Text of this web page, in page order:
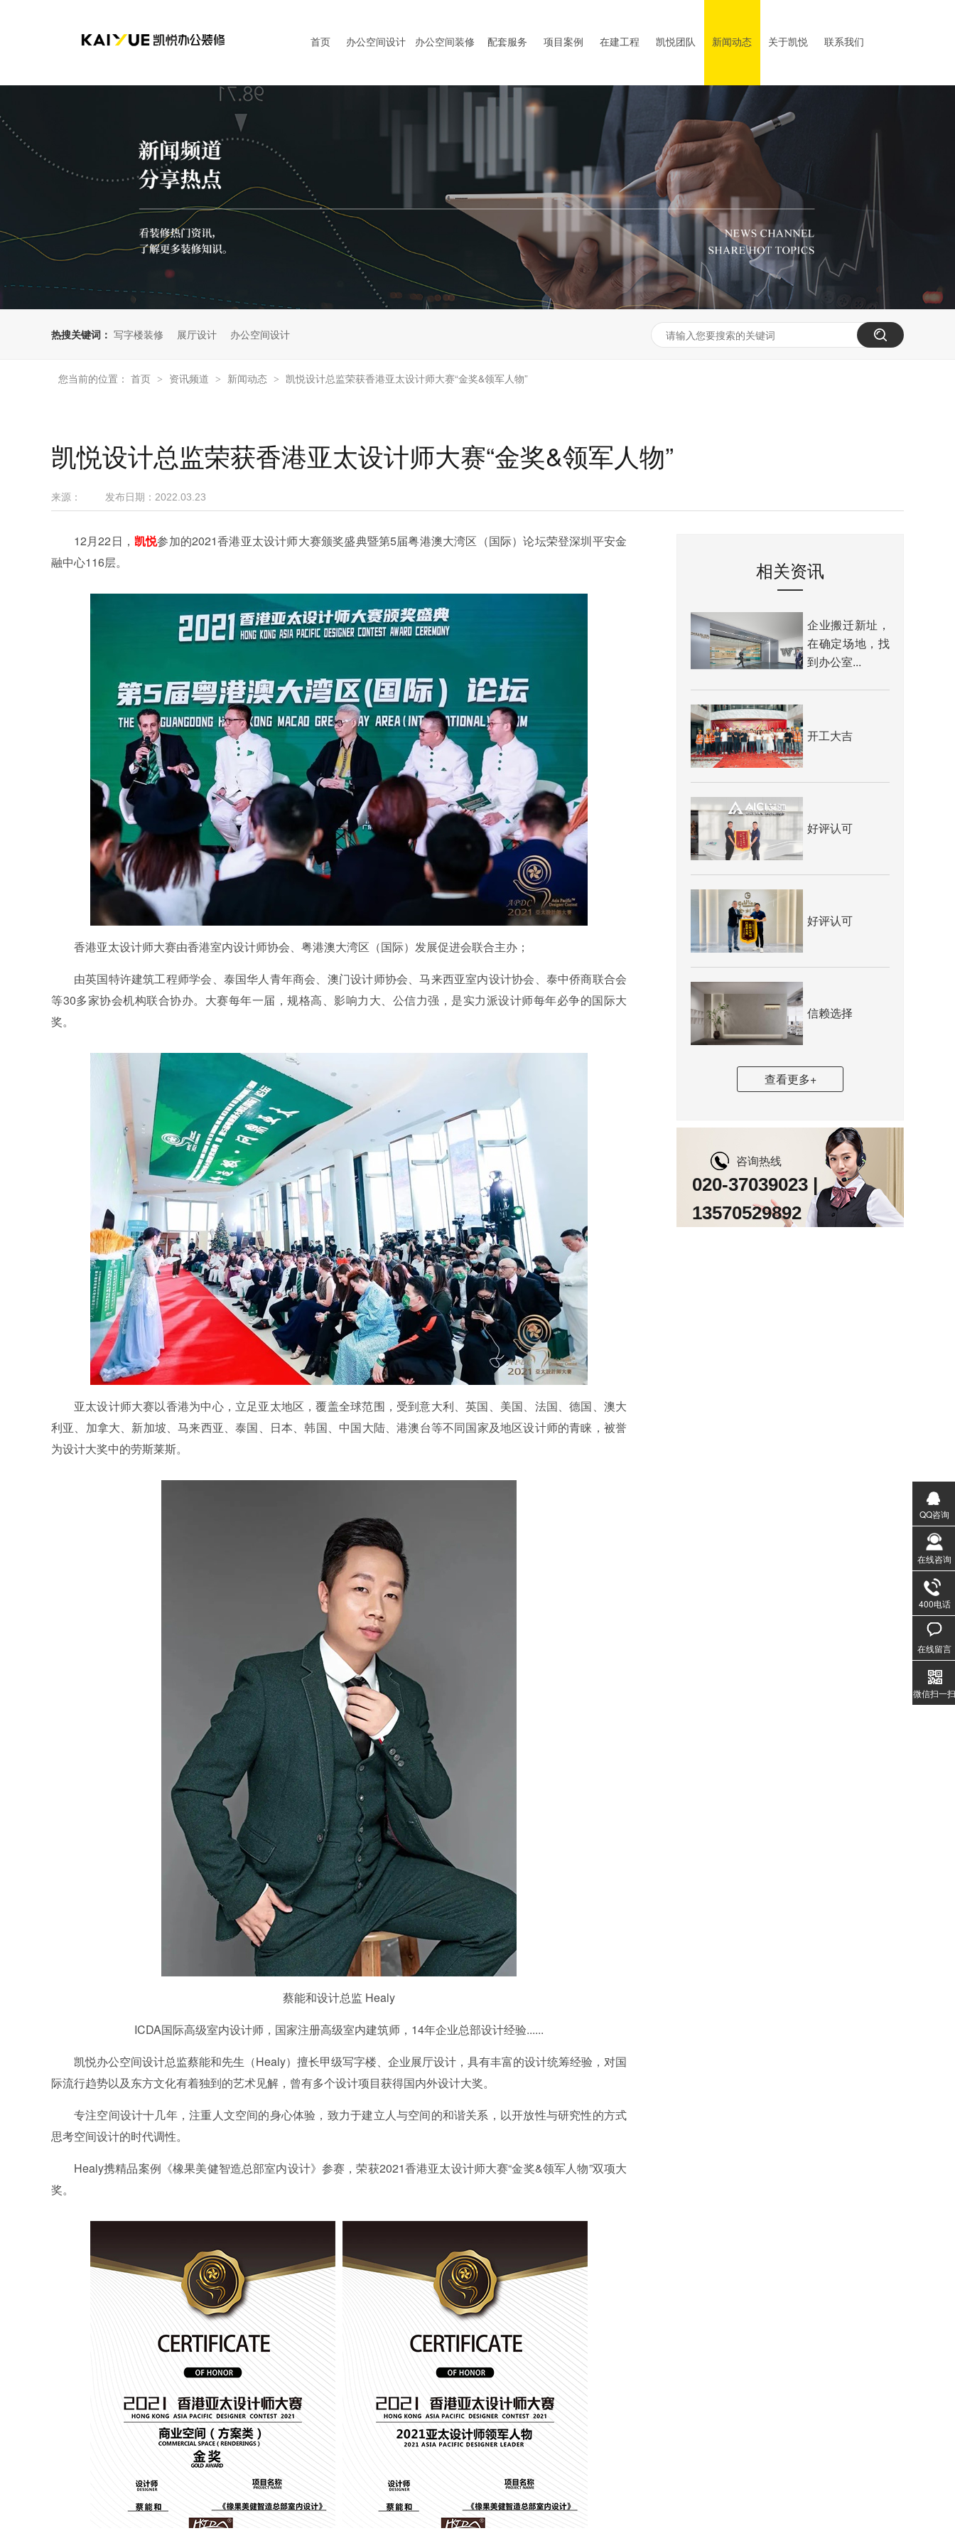
首页 办公空间设计 办公空间装修 配套服务 项目案例 在建工程 凯悦团队 新闻动态 关于凯悦 联系我们
热搜关键词： 写字楼装修 展厅设计 办公空间设计
您当前的位置： 首页 > 资讯频道 > 新闻动态 > 凯悦设计总监荣获香港亚太设计师大赛“金奖&领军人物”
凯悦设计总监荣获香港亚太设计师大赛“金奖&领军人物”
来源： 发布日期： 2022.03.23
12月22日， 凯悦参加的2021香港亚太设计师大赛颁奖盛典暨第5届粤港澳大湾区（国际）论坛荣登深圳平安金
融中心116层。
香港亚太设计师大赛由香港室内设计师协会、粤港澳大湾区（国际）发展促进会联合主办；
由英国特许建筑工程师学会、泰国华人青年商会、澳门设计师协会、马来西亚室内设计协会、泰中侨商联合会
等30多家协会机构联合协办。 大赛每年一届，规格高、影响力大、公信力强，是实力派设计师每年必争的国际大
奖。
亚太设计师大赛以香港为中心，立足亚太地区，覆盖全球范围，受到意大利、英国、美国、法国、德国、澳大
利亚、加拿大、新加坡、马来西亚、泰国、日本、韩国、中国大陆、港澳台等不同国家及地区设计师的青睐，被誉
为设计大奖中的劳斯莱斯。
蔡能和设计总监 Healy
ICDA国际高级室内设计师，国家注册高级室内建筑师，14年企业总部设计经验......
凯悦办公空间设计总监蔡能和先生（Healy）擅长甲级写字楼、企业展厅设计，具有丰富的设计统筹经验，对国
际流行趋势以及东方文化有着独到的艺术见解，曾有多个设计项目获得国内外设计大奖。
专注空间设计十几年，注重人文空间的身心体验，致力于建立人与空间的和谐关系，以开放性与研究性的方式
思考空间设计的时代调性。
Healy携精品案例《橡果美健智造总部室内设计》参赛，荣获2021香港亚太设计师大赛“金奖&领军人物”双项大
奖。
相关资讯
企业搬迁新址，
在确定场地，找
到办公室...
开工大吉
好评认可
好评认可
信赖选择
查看更多+
咨询热线
020-37039023 |
13570529892
QQ咨询
在线咨询
400电话
020-
在线留言
微信扫一扫